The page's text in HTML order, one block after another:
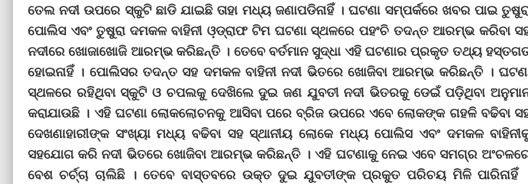
ତେଲ ନଦୀ ଉପରେ ସ୍କୁଟି ଛାଡି ଯାଇଛି ତାହା ମଧ୍ୟ ଜଣାପଡିନାହିଁ । ଘଟଣା ସମ୍ପର୍କରେ ଖବର ପାଇ
ପୋଲିସ ଏବଂ ତୁଷୁରା ଦମକଳ ବାହିନୀ ଓ଼ଡ୍ରାଫ ଟିମ ଘଟଣା ସ୍ଥଳରେ ପହଂଚି ତଦନ୍ତ ଆରମ୍ଭ କରିବା
ନଦୀରେ ଖୋଜାଖୋଜି ଆରମ୍ଭ କରିଛନ୍ତି । ତେବେ ବର୍ତମାନ ସୁଦ୍ଧା ଏହି ଘଟଣାର ପ୍ରକୃତ ତଥ୍ୟ
ହୋଇନାହିଁ । ପୋଲିସର ତଦନ୍ତ ସହ ଦମକଳ ବାହିନୀ ନଦୀ ଭିତରେ ଖୋଜିବା ଆରମ୍ଭ କରିଛନ୍ତି ।
ସ୍ଥଳରେ ରହିଥିବା ସ୍କୁଟି ଓ ଚପଲକୁ ଦେଖିଲେ ଦୁଇ ଜଣ ଯୁବତୀ ନଦୀ ଭିତରକୁ ଡେଇଁ ପଡ଼ିଥିବା
କରାଯାଉଛି । ଏହି ଘଟଣା ଲୋକଲୋଚନକୁ ଆସିବା ପରେ ବ୍ରିଜ ଉପରେ ଏବେ ଲୋକଙ୍କ ଗହଳି ବଢିବା
ଦେଖଣାହାରୀଙ୍କ ସଂଖ୍ୟା ମଧ୍ୟ ବଢିବା ସହ ସ୍ଥାନୀୟ ଲୋକେ ମଧ୍ୟ ପୋଲିସ ଏବଂ ଦମକଳ
ସହଯୋଗ କରି ନଦୀ ଭିତରେ ଖୋଜିବା ଆରମ୍ଭ କରିଛନ୍ତି । ଏହି ଘଟଣାକୁ ନେଇ ଏବେ ସମଗ୍ର
ବେଶ ଚର୍ଚ୍ଚା ଚାଲିଛି । ତେବେ ବାସ୍ତବରେ ଉକ୍ତ ଦୁଇ ଯୁବତୀଙ୍କ ପ୍ରକୁତ ପରିଚୟ ମିଳି ପାରିନାହିଁ